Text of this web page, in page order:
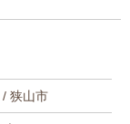
狭山市